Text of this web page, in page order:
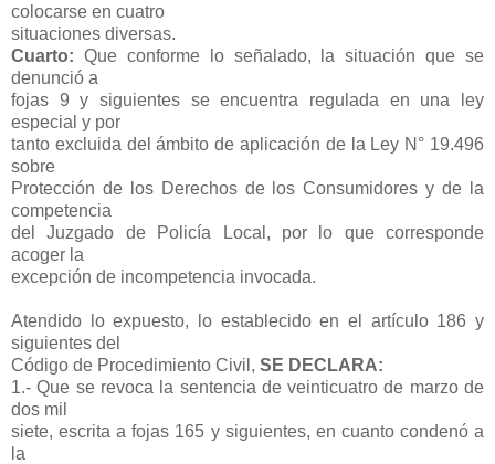
colocarse en cuatro
situaciones diversas.
Cuarto: Que conforme lo señalado, la situación que se
denunció a
fojas 9 y siguientes se encuentra regulada en una ley
especial y por
tanto excluida del ámbito de aplicación de la Ley N° 19.496
sobre
Protección de los Derechos de los Consumidores y de la
competencia
del Juzgado de Policía Local, por lo que corresponde
acoger la
excepción de incompetencia invocada.
Atendido lo expuesto, lo establecido en el artículo 186 y
siguientes del
Código de Procedimiento Civil, SE DECLARA:
1.- Que se revoca la sentencia de veinticuatro de marzo de
dos mil
siete, escrita a fojas 165 y siguientes, en cuanto condenó a
la